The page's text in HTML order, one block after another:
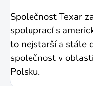
Společnost Texar
spoluprací s
to nejstarší a stále
společnost v
Polsku.